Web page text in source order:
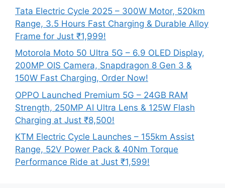
Tata Electric Cycle 2025 – 300W Motor, 520km
Range, 3.5 Hours Fast Charging & Durable Alloy
Frame for Just ₹1,999!
Motorola Moto 50 Ultra 5G – 6.9 OLED Display,
200MP OIS Camera, Snapdragon 8 Gen 3 &
150W Fast Charging, Order Now!
OPPO Launched Premium 5G – 24GB RAM
Strength, 250MP AI Ultra Lens & 125W Flash
Charging at Just ₹8,500!
KTM Electric Cycle Launches – 155km Assist
Range, 52V Power Pack & 40Nm Torque
Performance Ride at Just ₹1,599!